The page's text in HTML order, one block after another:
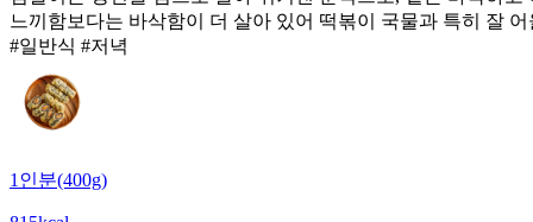
느끼함보다는 바삭함이 더 살아 있어 떡볶이 국물과 특히 잘 어
#일반식 #저녁
1인분(400g)